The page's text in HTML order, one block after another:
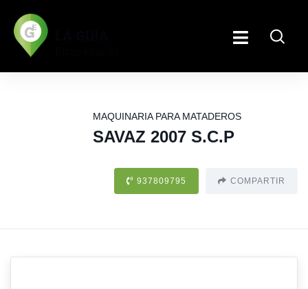
MAQUINARIA PARA MATADEROS
SAVAZ 2007 S.C.P
937809795 COMPARTIR